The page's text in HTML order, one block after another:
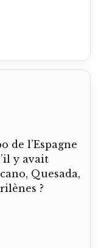
de l’Espagne
y avait
Quesada,
?